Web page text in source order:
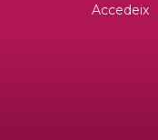
Accedeix